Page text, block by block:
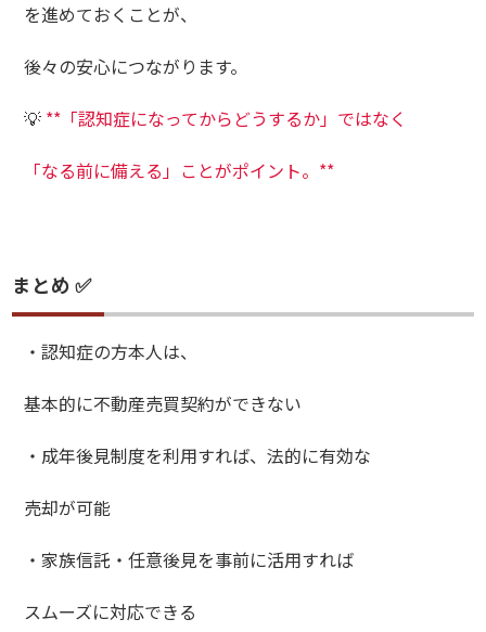
を進めておくことが、
後々の安心につながります。
💡 **「認知症になってからどうするか」ではなく
「なる前に備える」ことがポイント。**
まとめ ✅
・認知症の方本人は、
基本的に不動産売買契約ができない
・成年後見制度を利用すれば、法的に有効な
売却が可能
・家族信託・任意後見を事前に活用すれば
スムーズに対応できる